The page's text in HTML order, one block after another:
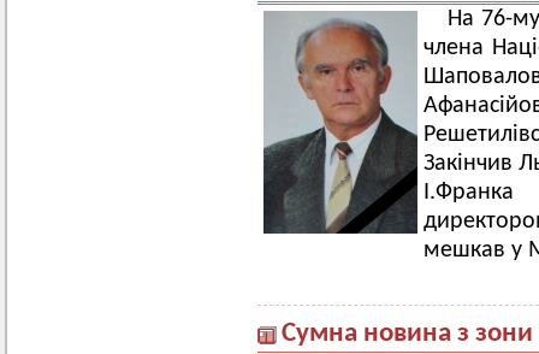
На 76-
члена
Закінчив
мешкав у
Сумна новина з